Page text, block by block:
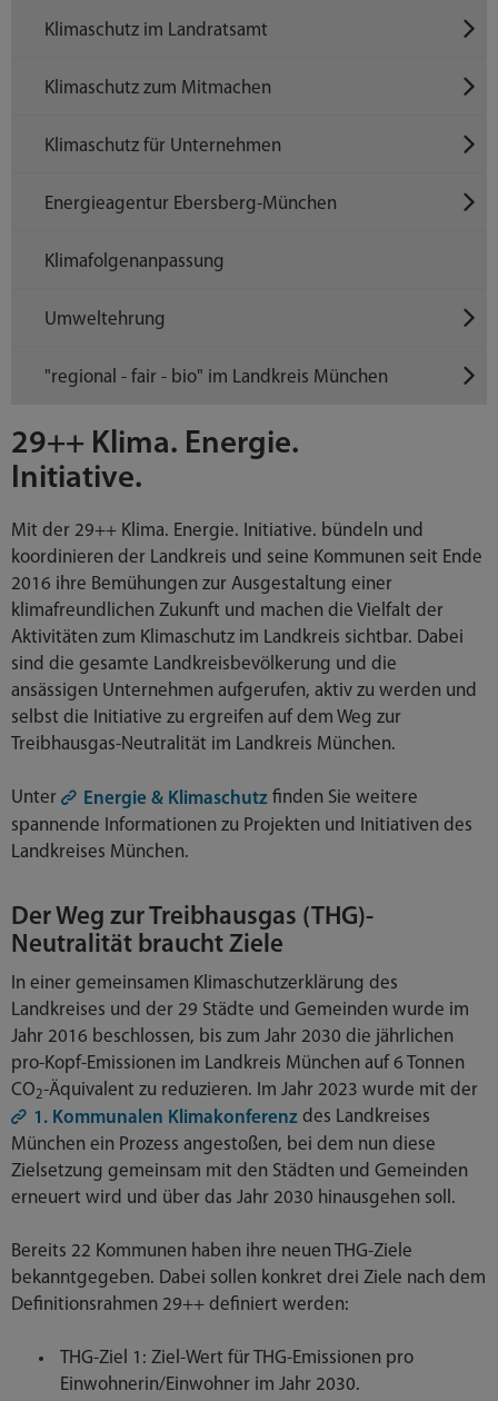
29++ Klima. Energie.
Initiative.
Mit der 29++ Klima. Energie. Initiative. bündeln und
koordinieren der Landkreis und seine Kommunen seit Ende
2016 ihre Bemühungen zur Ausgestaltung einer
klimafreundlichen Zukunft und machen die Vielfalt der
Aktivitäten zum Klimaschutz im Landkreis sichtbar. Dabei
sind die gesamte Landkreisbevölkerung und die
ansässigen Unternehmen aufgerufen, aktiv zu werden und
selbst die Initiative zu ergreifen auf dem Weg zur
Treibhausgas-Neutralität im Landkreis München.
Unter Energie & Klimaschutz finden Sie weitere
spannende Informationen zu Projekten und Initiativen des
Landkreises München.
Der Weg zur Treibhausgas (THG)-
Neutralität braucht Ziele
In einer gemeinsamen Klimaschutzerklärung des
Landkreises und der 29 Städte und Gemeinden wurde im
Jahr 2016 beschlossen, bis zum Jahr 2030 die jährlichen
pro-Kopf-Emissionen im Landkreis München auf 6 Tonnen
CO2-Äquivalent zu reduzieren. Im Jahr 2023 wurde mit der
1. Kommunalen Klimakonferenz des Landkreises
München ein Prozess angestoßen, bei dem nun diese
Zielsetzung gemeinsam mit den Städten und Gemeinden
erneuert wird und über das Jahr 2030 hinausgehen soll.
Bereits 22 Kommunen haben ihre neuen THG-Ziele
bekanntgegeben. Dabei sollen konkret drei Ziele nach dem
Definitionsrahmen 29++ definiert werden:
THG-Ziel 1: Ziel-Wert für THG-Emissionen pro
Einwohnerin/Einwohner im Jahr 2030.
Klimaschutz im Landratsamt
Klimaschutz zum Mitmachen
Klimaschutz für Unternehmen
Energieagentur Ebersberg-München
Klimafolgenanpassung
Umweltehrung
"regional - fair - bio" im Landkreis München